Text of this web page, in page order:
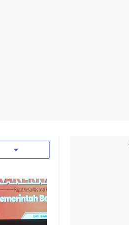
arrow_drop_down